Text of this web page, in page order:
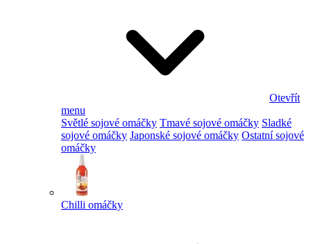
Otevřít
menu
Světlé sojové omáčky Tmavé sojové omáčky Sladké
sojové omáčky Japonské sojové omáčky Ostatní sojové
omáčky
Chilli omáčky